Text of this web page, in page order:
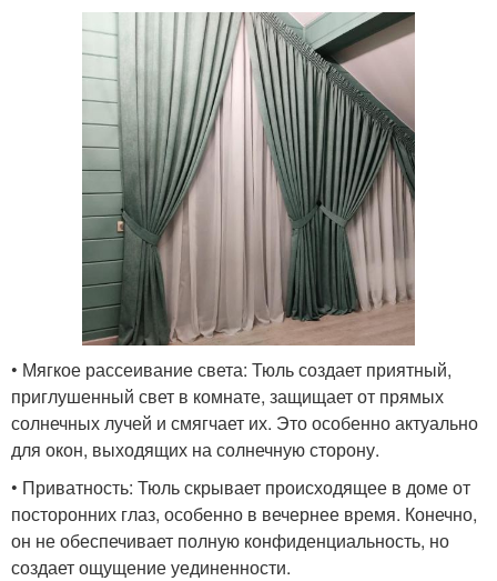
• Мягкое рассеивание света: Тюль создает приятный,
приглушенный свет в комнате, защищает от прямых
солнечных лучей и смягчает их. Это особенно актуально
для окон, выходящих на солнечную сторону.
• Приватность: Тюль скрывает происходящее в доме от
посторонних глаз, особенно в вечернее время. Конечно,
он не обеспечивает полную конфиденциальность, но
создает ощущение уединенности.